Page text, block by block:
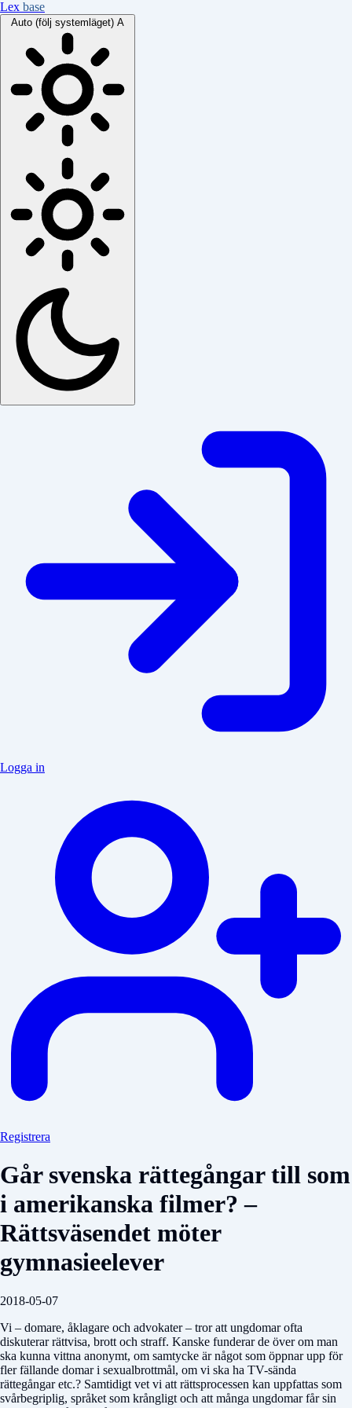
Lex base
Auto (följ systemläget) A
Logga in
Registrera
Går svenska rättegångar till som
i amerikanska filmer? –
Rättsväsendet möter
gymnasieelever
2018-05-07
Vi – domare, åklagare och advokater – tror att ungdomar ofta
diskuterar rättvisa, brott och straff. Kanske funderar de över om man
ska kunna vittna anonymt, om samtycke är något som öppnar upp för
fler fällande domar i sexualbrottmål, om vi ska ha TV-sända
rättegångar etc.? Samtidigt vet vi att rättsprocessen kan uppfattas som
svårbegriplig, språket som krångligt och att många ungdomar får sin